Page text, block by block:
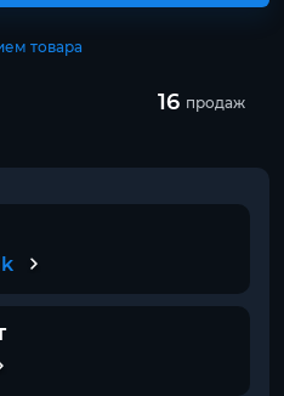
16 продаж
товара